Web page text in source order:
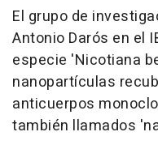
El grupo de
Antonio Darós en el
especie 'Nicotiana
nanopartículas
anticuerpos
también llamados